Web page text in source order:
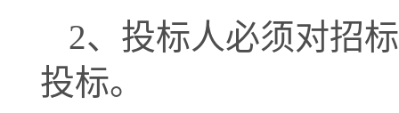
2、 投标人必须对招
投标。